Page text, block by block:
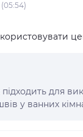
для
у ванних